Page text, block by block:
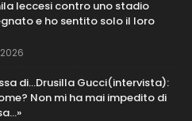
leccesi contro uno stadio
e ho sentito solo il loro
di…Drusilla Gucci(intervista):
Non mi ha mai impedito di